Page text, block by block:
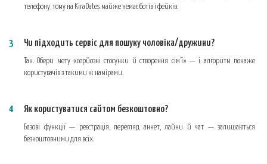
телефону, тому на KiraDates майже немає ботів і фейків.
Чи підходить сервіс для пошуку чоловіка/дружини?
Так. Обери мету «серйозні стосунки й створення сім’ї» — і алгоритм покаже
користувачів з такими ж намірами.
Як користуватися сайтом безкоштовно?
Базові функції — реєстрація, перегляд анкет, лайки й чат — залишаються
безкоштовними для всіх.